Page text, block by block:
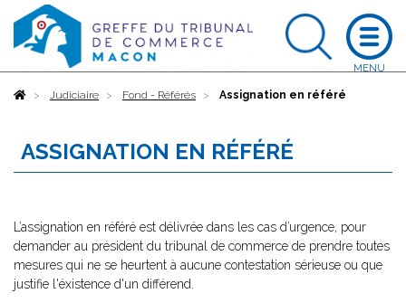
AccueilJudiciaire Fond - Référés Assignation en référé
ASSIGNATION EN RÉFÉRÉ
L’assignation en référé est délivrée dans les cas d’urgence, pour
demander au président du tribunal de commerce de prendre toutes
mesures qui ne se heurtent à aucune contestation sérieuse ou que
justifie l'éxistence d'un différend.